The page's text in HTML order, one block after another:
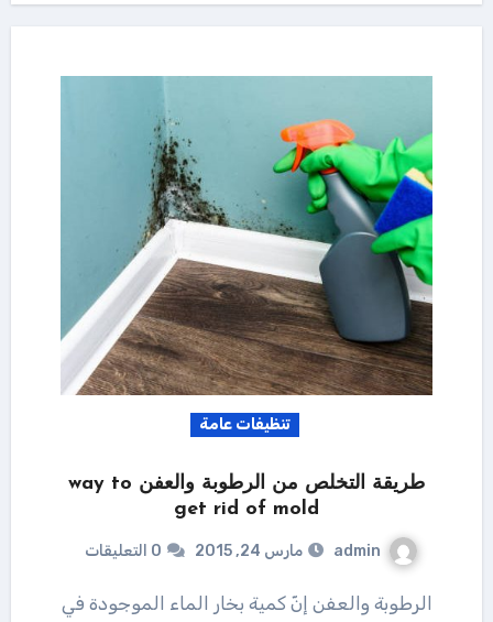
تنظيفات عامة
طريقة التخلص من الرطوبة والعفن way to
get rid of mold
admin مارس 24, 2015 0 التعليقات